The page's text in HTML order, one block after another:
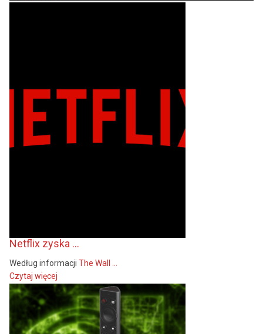
Netflix zyska ...
Według informacji The Wall ...
Czytaj więcej